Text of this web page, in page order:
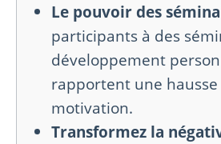
Le pouvoir des
participants à des
développement
rapportent une
motivation.
Transformez la